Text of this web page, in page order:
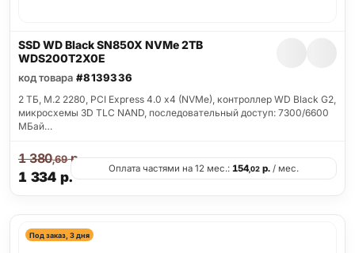
SSD WD Black SN850X NVMe 2TB
WDS200T2X0E
код товара #8139336
2 ТБ, M.2 2280, PCI Express 4.0 x4 (NVMe), контроллер WD Black G2,
микросхемы 3D TLC NAND, последовательный доступ: 7300/6600
МБай…
1 334 р.
1 380,69р.
Оплата частями на 12 мес.: 154,02 р. / мес.
Под заказ, 3 дня